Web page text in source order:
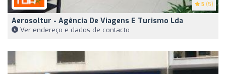
5 (5)
Aerosoltur - Agência De Viagens E Turismo Lda
Ver endereço e dados de contacto